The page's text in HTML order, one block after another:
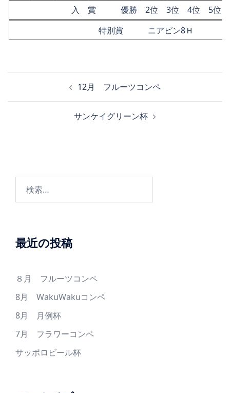
入 賞 優勝 2位 3位 4位 5位
特別賞 ニアピン8Ｈ
ョ
12月 フルーツコンペ
サンケイグリーン杯
最近の投稿
８月 フルーツコンペ
8月 WakuWakuコンペ
8月 月例杯
7月 フラワーコンペ
サッポロビール杯